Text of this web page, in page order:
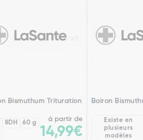
Bismuthum Trituration
8DH
60 g
à partir de
14,99€
Boiron
Existe en
plusieurs
modèles